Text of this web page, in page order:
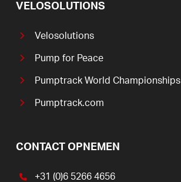
VELOSOLUTIONS
Velosolutions
Pump for Peace
Pumptrack World Championships
Pumptrack.com
CONTACT OPNEMEN
+31 (0)6 5266 4656